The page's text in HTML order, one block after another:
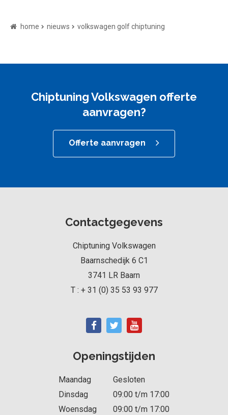
home nieuws volkswagen golf chiptuning
Chiptuning Volkswagen offerte
aanvragen?
Offerte aanvragen
Contactgegevens
Chiptuning Volkswagen
Baarnschedijk 6 C1
3741 LR Baarn
T : + 31 (0) 35 53 93 977
Openingstijden
Maandag
Gesloten
Dinsdag
09:00 t/m 17:00
Woensdag
09:00 t/m 17:00